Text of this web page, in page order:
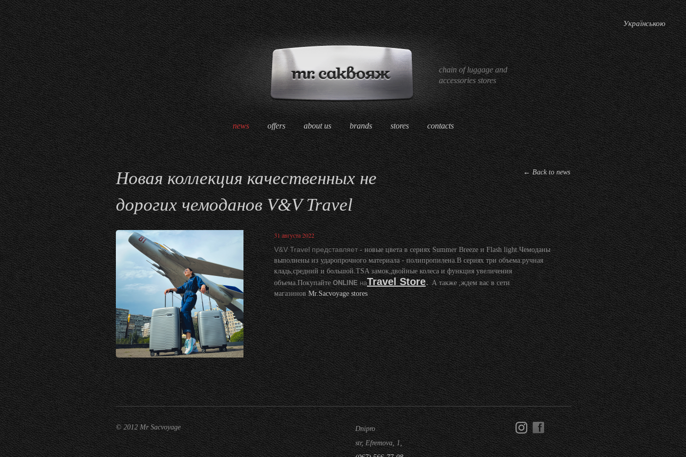
Українською
chain of luggage and
accessories stores
news offers about us brands stores contacts
Новая коллекция качественных не
дорогих чемоданов V&V Travel
← Back to news
31 августа 2022
V&V Travel представляет- новые цвета в сериях Summer Breeze и Flash light.Чемоданы
выполнены из ударопрочного материала - полипропилена.В сериях три объема:ручная
кладь,средний и большой.TSA замок,двойные колеса и функция увеличения
объема.ПокупайтеONLINEнаTravel Store.А также ,ждем вас в сети
магазиновMr.Sacvoyage stores
© 2012 Mr Sacvoyage
Dnipro
str, Efremova, 1,